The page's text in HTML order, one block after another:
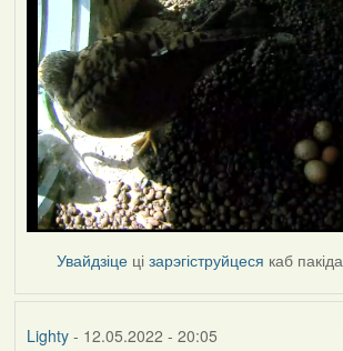
Увайдзіце цізарэгіструйцеся каб
Lighty- 12.05.2022 - 20:05